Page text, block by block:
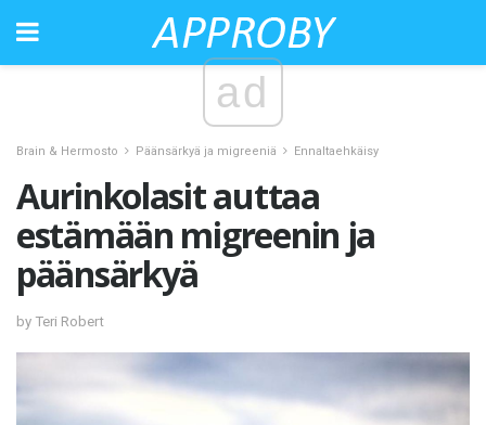
ad
Brain & Hermosto Päänsärkyä ja migreeniä Ennaltaehkäisy
Aurinkolasit auttaa
estämään migreenin ja
päänsärkyä
by Teri Robert